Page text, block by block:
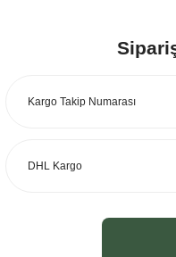
yetersiz gördüğünüz noktaları
Görüş ve önerileriniz için
Ürün fiyatı diğer sitelerden